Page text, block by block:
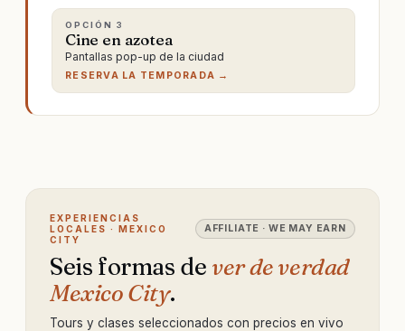
OPCIÓN 3
Cine en azotea
Pantallas pop-up de la ciudad
RESERVA LA TEMPORADA →
EXPERIENCIAS
LOCALES · MEXICO
CITY
AFFILIATE · WE MAY EARN
Seis formas de ver de verdad
Mexico City.
Tours y clases seleccionados con precios en vivo